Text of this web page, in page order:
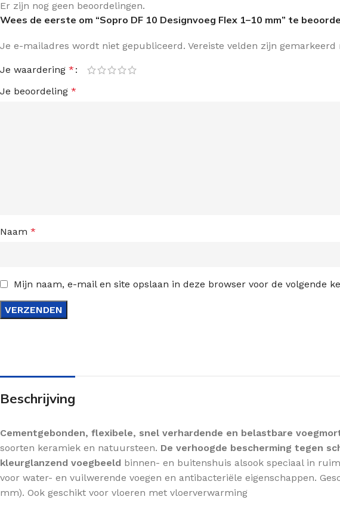
Er zijn nog geen beoordelingen.
Wees de eerste om “Sopro DF 10 Designvoeg Flex 1–10 mm” te
Je e-mailadres wordt niet gepubliceerd. Vereiste velden zijn gemarkeerd
Je waardering *
Je beoordeling *
Naam *
Mijn naam, e-mail en site opslaan in deze browser voor de volgende
Beschrijving
Cementgebonden, flexibele, snel verhardende en belastbare
soorten keramiek en natuursteen. De verhoogde bescherming tegen
kleurglanzend voegbeeld binnen- en buitenshuis alsook speciaal in
voor water- en vuilwerende voegen en antibacteriële eigenschappen.
mm). Ook geschikt voor vloeren met vloerverwarming